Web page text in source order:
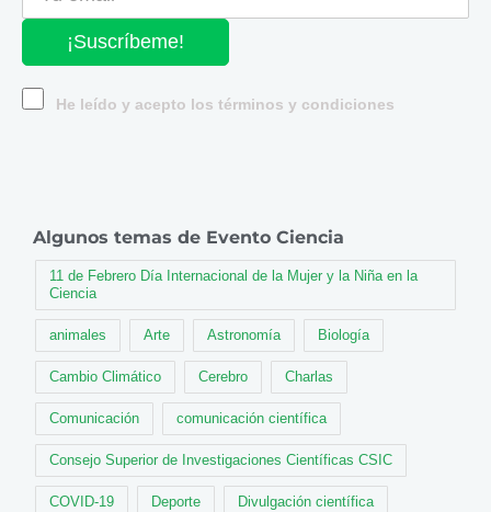
¡Suscríbeme!
He leído y acepto los términos y condiciones
Algunos temas de Evento Ciencia
11 de Febrero Día Internacional de la Mujer y la Niña en la
Ciencia
animales Arte Astronomía Biología
Cambio Climático Cerebro Charlas
Comunicación comunicación científica
Consejo Superior de Investigaciones Científicas CSIC
COVID-19 Deporte Divulgación científica